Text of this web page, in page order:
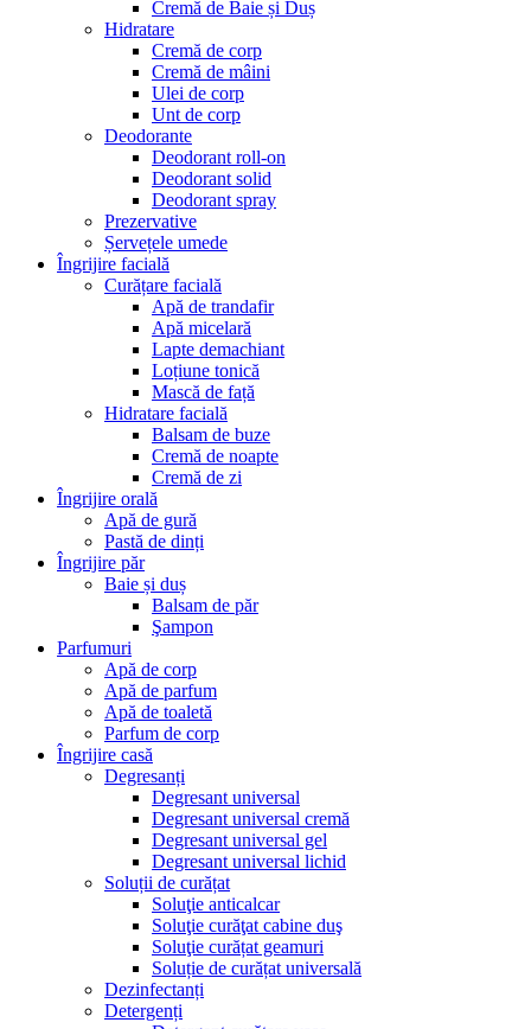
Cremă de Baie și Duș
Hidratare
Cremă de corp
Cremă de mâini
Ulei de corp
Unt de corp
Deodorante
Deodorant roll-on
Deodorant solid
Deodorant spray
Prezervative
Șervețele umede
Îngrijire facială
Curățare facială
Apă de trandafir
Apă micelară
Lapte demachiant
Loțiune tonică
Mască de față
Hidratare facială
Balsam de buze
Cremă de noapte
Cremă de zi
Îngrijire orală
Apă de gură
Pastă de dinți
Îngrijire păr
Baie și duș
Balsam de păr
Şampon
Parfumuri
Apă de corp
Apă de parfum
Apă de toaletă
Parfum de corp
Îngrijire casă
Degresanți
Degresant universal
Degresant universal cremă
Degresant universal gel
Degresant universal lichid
Soluții de curățat
Soluţie anticalcar
Soluţie curăţat cabine duş
Soluţie curățat geamuri
Soluție de curățat universală
Dezinfectanți
Detergenți